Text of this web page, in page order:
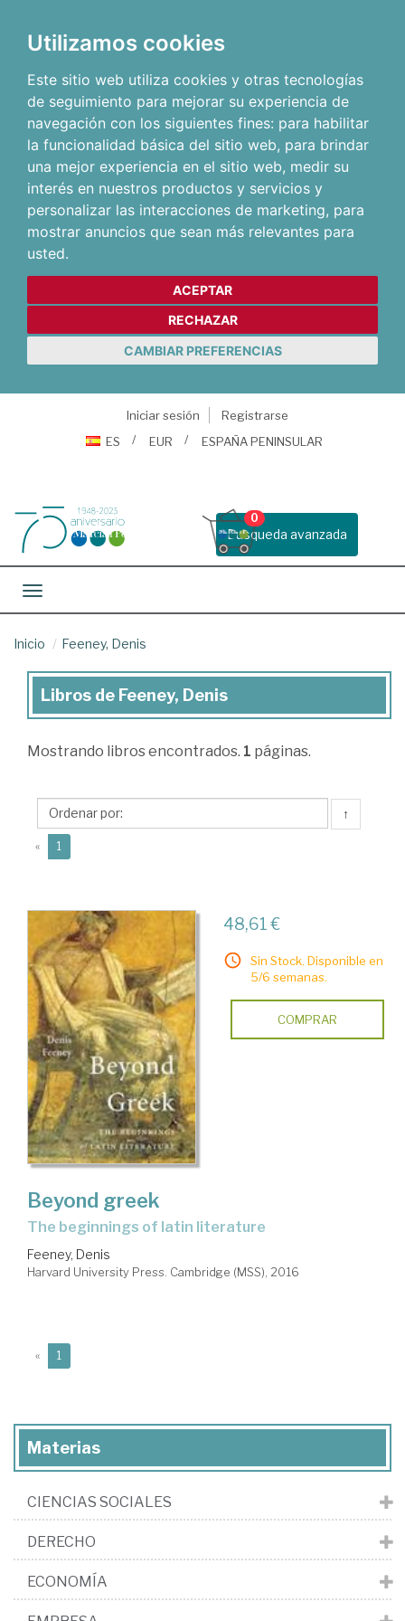
Utilizamos cookies
Este sitio web utiliza cookies y otras tecnologías
de seguimiento para mejorar su experiencia de
navegación con los siguientes fines: para habilitar
la funcionalidad básica del sitio web, para brindar
una mejor experiencia en el sitio web, medir su
interés en nuestros productos y servicios y
personalizar las interacciones de marketing, para
mostrar anuncios que sean más relevantes para
usted.
ACEPTAR
RECHAZAR
CAMBIAR PREFERENCIAS
Iniciar sesión
Registrarse
ES
EUR ESPAÑA PENINSULAR
Busqueda avanzada
0
Toggle navigation
Inicio Feeney, Denis
Libros
Feeney,
Libros de Feeney, Denis
Mostrando libros encontrados. 1 páginas.
↑
« 1
48,61 €
Sin Stock. Disponible en
5/6 semanas.
COMPRAR
Beyond greek
the beginnings of latin literature
Feeney, Denis
Harvard University Press. Cambridge (MSS), 2016
« 1
Materias
CIENCIAS SOCIALES
DERECHO
ECONOMÍA